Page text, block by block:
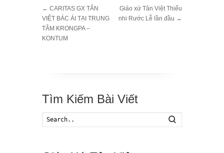
← CARITAS GX TÂN
VIỆT BÁC ÁI TẠI TRUNG
TÂM KRONGPA –
KONTUM
Giáo xứ Tân Việt Thiếu
nhi Rước Lễ lần đầu →
Tìm Kiếm Bài Viết